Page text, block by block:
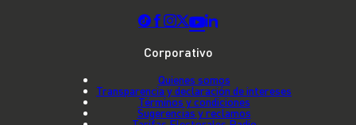
Corporativo
Quienes somos
Transparencia y declaración de intereses
Términos y condiciones
Sugerencias y reclamos